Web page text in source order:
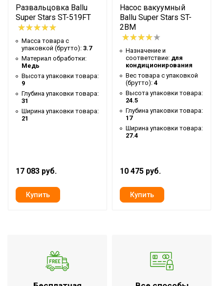
товара
Цвет корпуса
Белый
Ширина упаковки
товара
Бренд
Гарантийный срок
2 недели
Температурный
диапазон
эксплуатации
-50 до +50
Срок службы
Количество в
Вид аксессуара
Рекомендуемая
нагрузка по весу
Развальцовка Ballu
Super Stars ST-519FT
Масса товара с
упаковкой (брутто): 3.7
Материал обработки:
Медь
Высота упаковки товара:
9
Глубина упаковки товара:
31
Ширина упаковки товара:
21
17 083 руб.
Насос вакуумный
Ballu Super Stars ST-
2BM
Назначение и
соответствие: для
кондиционирования
Вес товара с упаковкой
(брутто): 4
Высота упаковки товара:
24.5
Глубина упаковки товара:
17
Ширина упаковки товара:
27.4
10 475 руб.